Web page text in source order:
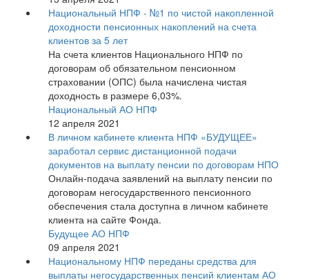
Национальный НПФ - №1 по чистой накопленной
доходности пенсионных накоплений на счета
клиентов за 5 лет
На счета клиентов Национального НПФ по
договорам об обязательном пенсионном
страховании (ОПС) была начислена чистая
доходность в размере 6,03%.
Национальный АО НПФ
12 апреля 2021
В личном кабинете клиента НПФ «БУДУЩЕЕ»
заработал сервис дистанционной подачи
документов на выплату пенсии по договорам НПО
Онлайн-подача заявлений на выплату пенсии по
договорам негосударственного пенсионного
обеспечения стала доступна в личном кабинете
клиента на сайте Фонда.
Будущее АО НПФ
09 апреля 2021
Национальному НПФ переданы средства для
выплаты негосударственных пенсий клиентам АО